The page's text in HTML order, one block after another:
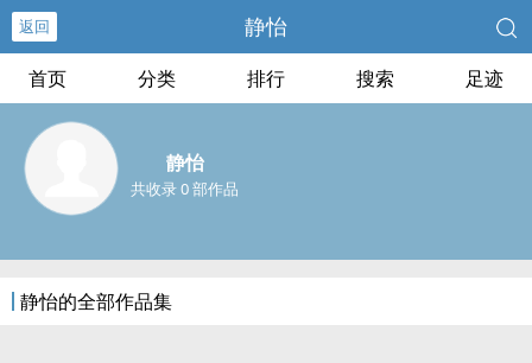
返回 静怡
首页 分类 排行 搜索 足迹
静怡
共收录 0 部作品
静怡的全部作品集